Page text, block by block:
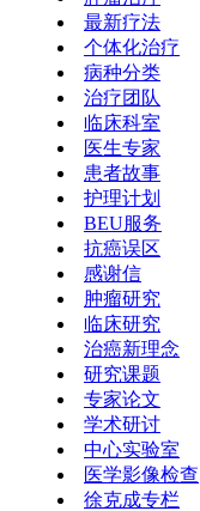
最新疗法
个体化治疗
病种分类
治疗团队
临床科室
医生专家
患者故事
护理计划
BEU服务
抗癌误区
感谢信
肿瘤研究
临床研究
治癌新理念
研究课题
专家论文
学术研讨
中心实验室
医学影像检查
徐克成专栏